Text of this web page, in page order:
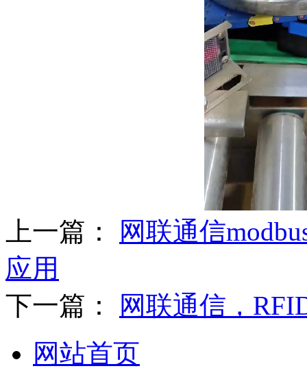
上一篇：
网联通信
应用
下一篇：
网联通信，
网站首页